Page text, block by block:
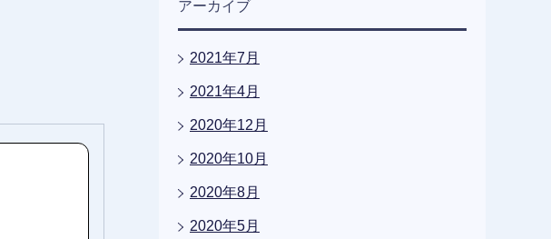
アーカイブ
2021年7月
2021年4月
2020年12月
2020年10月
2020年8月
2020年5月